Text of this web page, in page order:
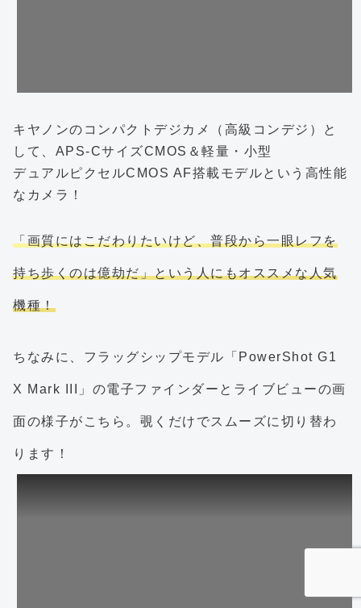
キヤノンのコンパクトデジカメ（高級コンデジ）と
して、APS-CサイズCMOS＆軽量・小型
デュアルピクセルCMOS AF搭載モデルという高性能
なカメラ！
「画質にはこだわりたいけど、普段から一眼レフを
持ち歩くのは億劫だ」という人にもオススメな人気
機種！
ちなみに、フラッグシップモデル「PowerShot G1
X Mark III」の電子ファインダーとライブビューの画
面の様子がこちら。覗くだけでスムーズに切り替わ
ります！